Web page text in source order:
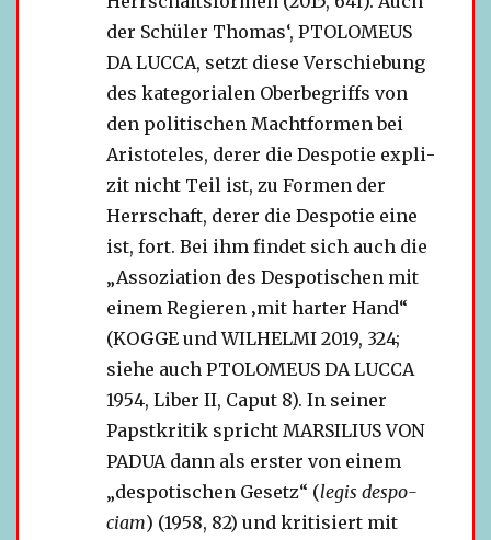
der Schüler Thomas‘, PTOLOMEUS
DA LUCCA, setzt diese Verschiebung
des kate­go­ria­len Oberbegriffs von
den poli­ti­schen Machtformen bei
Aristoteles, derer die Despotie expli­
zit nicht Teil ist, zu Formen der
Herrschaft, derer die Despotie eine
ist, fort. Bei ihm fin­det sich auch die
„Assoziation des Despotischen mit
einem Regieren ‚mit har­ter Hand“
(KOGGE und WILHELMI 2019, 324;
siehe auch PTOLOMEUS DA LUCCA
1954, Liber II, Caput 8). In sei­ner
Papstkritik spricht MARSILIUS VON
PADUA dann als ers­ter von einem
„des­po­ti­schen Gesetz“ (legis des­po­
ciam) (1958, 82) und kri­ti­siert mit